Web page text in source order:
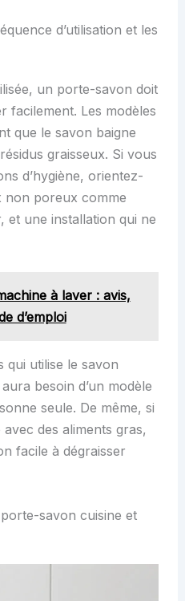
d’utilisation et les
un porte-savon doit
facilement. Les modèles
que le savon baigne
graisseux. Si vous
d’hygiène, orientez-
non poreux comme
et une installation qui ne
à laver : avis,
d’emploi
qui utilise le savon
besoin d’un modèle
seule. De même, si
des aliments gras,
facile à dégraisser
savon cuisine et